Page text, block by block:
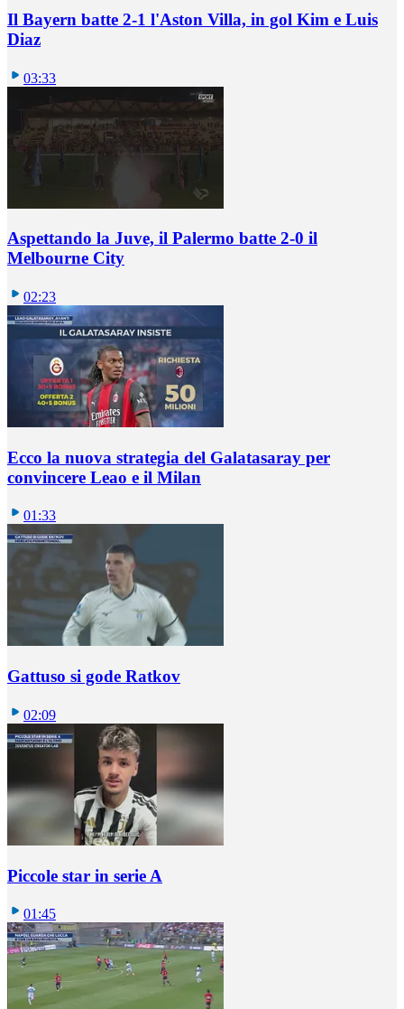
Il Bayern batte 2-1 l'Aston Villa, in gol Kim e Luis
Diaz
03:33
Aspettando la Juve, il Palermo batte 2-0 il
Melbourne City
02:23
Ecco la nuova strategia del Galatasaray per
convincere Leao e il Milan
01:33
Gattuso si gode Ratkov
02:09
Piccole star in serie A
01:45